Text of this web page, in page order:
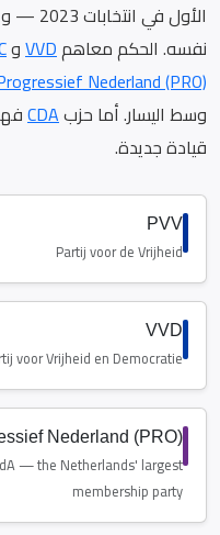
الأول
نفسه. الحكم معاهمVVDو
Nederland (PRO)
وسط اليسار. أما حزبCDA
قيادة جديدة.
PVV
Partij voor de Vrijheid
VVD
voor Vrijheid en Democratie
Nederland (PRO)
— the Netherlands' largest
membership party